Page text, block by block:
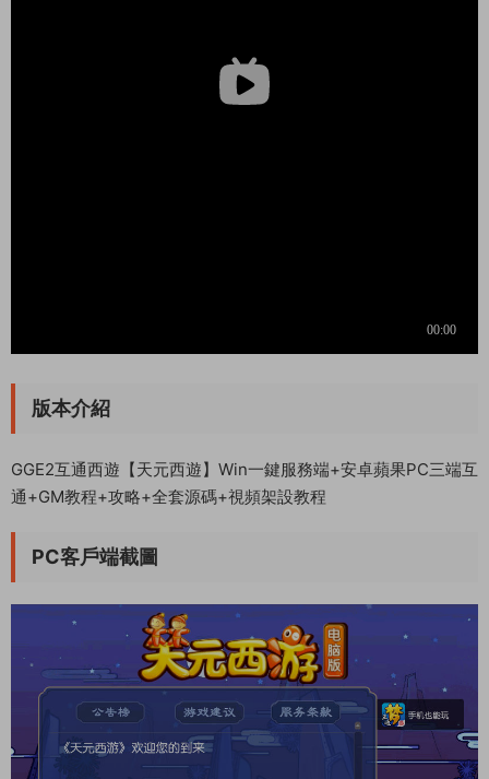
版本介紹
GGE2互通西遊【天元西遊】Win一鍵服務端+安卓蘋果PC三端互
通+GM教程+攻略+全套源碼+視頻架設教程
PC客戶端截圖